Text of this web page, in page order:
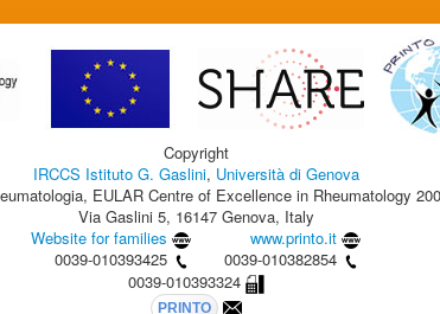
Copyright
IRCCS Istituto G. Gaslini, Università di Genova
EULAR Centre of Excellence in Rheumatology
Via Gaslini 5, 16147 Genova, Italy
www.printo.it
Website for families
0039-010393324